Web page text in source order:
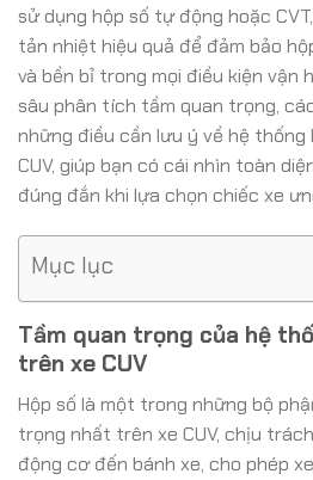
sử dụng hộp số tự động hoặc
tản nhiệt hiệu quả để đảm bảo
và bền bỉ trong mọi điều kiện vận
sâu phân tích tầm quan trọng,
những điều cần lưu ý về hệ
CUV, giúp bạn có cái nhìn toàn
đúng đắn khi lựa chọn chiếc xe
Mục lục
Tầm quan trọng của hệ
trên xe CUV
Hộp số là một trong những bộ
trọng nhất trên xe CUV, chịu
động cơ đến bánh xe, cho phép